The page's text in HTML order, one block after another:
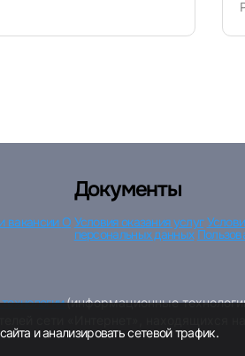
и анализировать сетевой трафик.
вакансииО
Документы
Условия оказания услуг
персональных данных
(информационные